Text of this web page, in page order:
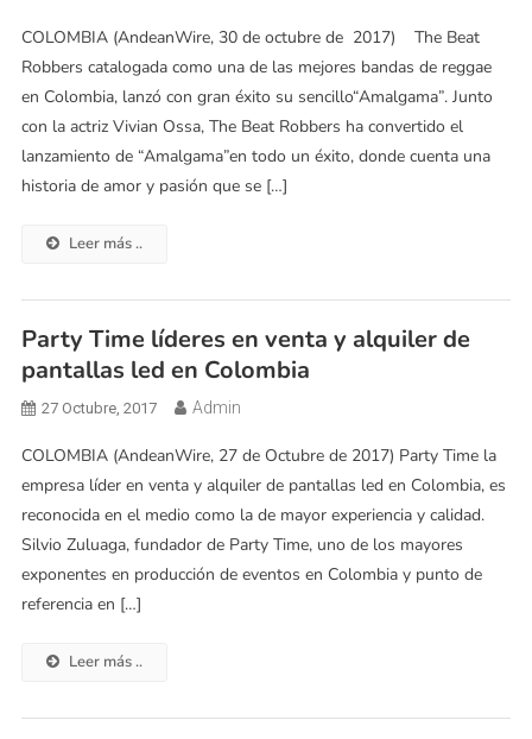
COLOMBIA (AndeanWire, 30 de octubre de 2017) The Beat
Robbers catalogada como una de las mejores bandas de reggae
en Colombia, lanzó con gran éxito su sencillo“Amalgama”. Junto
con la actriz Vivian Ossa, The Beat Robbers ha convertido el
lanzamiento de “Amalgama”en todo un éxito, donde cuenta una
historia de amor y pasión que se […]
Leer más ..
Party Time líderes en venta y alquiler de
pantallas led en Colombia
27 Octubre, 2017 Admin
COLOMBIA (AndeanWire, 27 de Octubre de 2017) Party Time la
empresa líder en venta y alquiler de pantallas led en Colombia, es
reconocida en el medio como la de mayor experiencia y calidad.
Silvio Zuluaga, fundador de Party Time, uno de los mayores
exponentes en producción de eventos en Colombia y punto de
referencia en […]
Leer más ..